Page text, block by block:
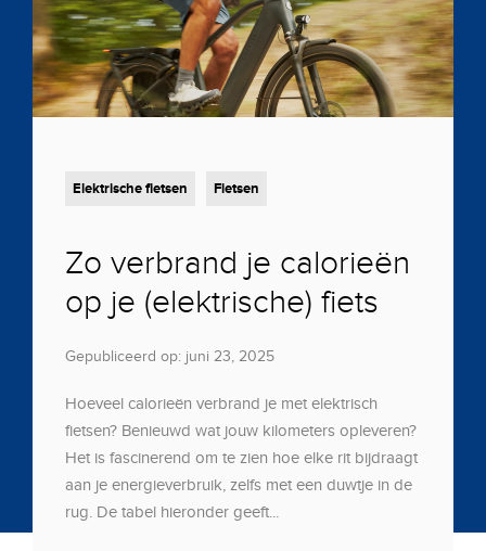
Elektrische fietsen Fietsen
Zo verbrand je calorieën
op je (elektrische) fiets
Gepubliceerd op: juni 23, 2025
Hoeveel calorieën verbrand je met elektrisch
fietsen? Benieuwd wat jouw kilometers opleveren?
Het is fascinerend om te zien hoe elke rit bijdraagt
aan je energieverbruik, zelfs met een duwtje in de
rug. De tabel hieronder geeft...